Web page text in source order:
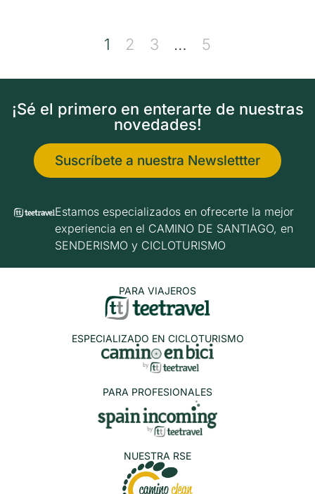
1 2 3 … 5
¡Sé el primero en enterarte de nuestras
novedades!
Suscríbete a nuestra Newslettter
Estamos especializados en ofrecerte la mejor
experiencia en el CAMINO DE SANTIAGO, en
SENDERISMO y CICLOTURISMO
PARA VIAJEROS
ESPECIALIZADO EN CICLOTURISMO
PARA PROFESIONALES
NUESTRA RSE